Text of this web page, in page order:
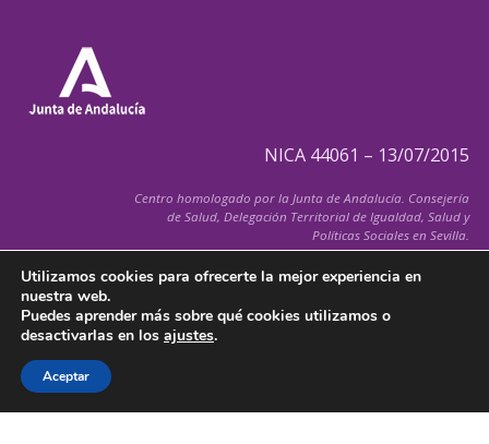
NICA 44061 – 13/07/2015
Centro homologado por la Junta de Andalucía. Consejería
de Salud, Delegación Territorial de Igualdad, Salud y
Políticas Sociales en Sevilla.
Todos los derechos reservados
Política de Cancelación de Citas–Aviso Legal–Política de Cookies–
Utilizamos cookies para ofrecerte la mejor experiencia en
nuestra web.
Puedes aprender más sobre qué cookies utilizamos o
desactivarlas en los ajustes.
Aceptar